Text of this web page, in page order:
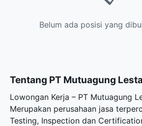
Belum ada posisi yang
Tentang PT Mutuagung
Lowongan Kerja – PT Mutuagung
Merupakan perusahaan jasa
Testing, Inspection dan